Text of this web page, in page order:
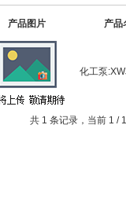
产品图片 产品
化工泵
共 1 条记录，当前 1